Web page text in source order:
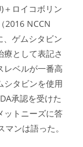
ロイコボリン
2016 NCCN
ゲムシタビン
として表記さ
レベルが一番高
シタビンを使用
承認を受けた
ットニーズに答
ンは語った。